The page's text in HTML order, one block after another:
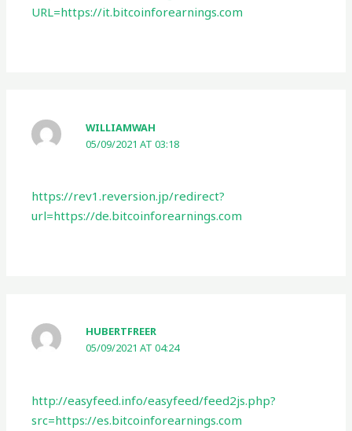
URL=https://it.bitcoinforearnings.com
WILLIAMWAH
05/09/2021 AT 03:18
https://rev1.reversion.jp/redirect?
url=https://de.bitcoinforearnings.com
HUBERTFREER
05/09/2021 AT 04:24
http://easyfeed.info/easyfeed/feed2js.php?
src=https://es.bitcoinforearnings.com